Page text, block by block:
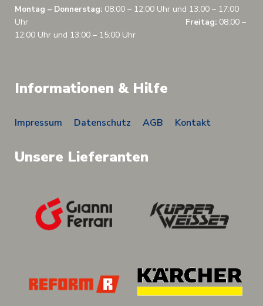
Montag – Donnerstag: 08:00 – 12:00 Uhr und 13:00 – 17:00
Uhr Freitag: 08:00 –
12:00 Uhr und 13:00 – 15:00 Uhr
Informationen & Hilfe
Impressum Datenschutz AGB Kontakt
Unsere Lieferanten